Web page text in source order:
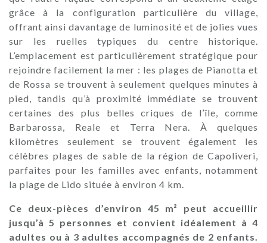
grâce à la configuration particulière du village,
offrant ainsi davantage de luminosité et de jolies vues
sur les ruelles typiques du centre historique.
L’emplacement est particulièrement stratégique pour
rejoindre facilement la mer : les plages de Pianotta et
de Rossa se trouvent à seulement quelques minutes à
pied, tandis qu’à proximité immédiate se trouvent
certaines des plus belles criques de l’île, comme
Barbarossa, Reale et Terra Nera. À quelques
kilomètres seulement se trouvent également les
célèbres plages de sable de la région de Capoliveri,
parfaites pour les familles avec enfants, notamment
la plage de Lido située à environ 4 km.
Ce deux-pièces d’environ 45 m² peut accueillir
jusqu’à 5 personnes et convient idéalement à 4
adultes ou à 3 adultes accompagnés de 2 enfants.